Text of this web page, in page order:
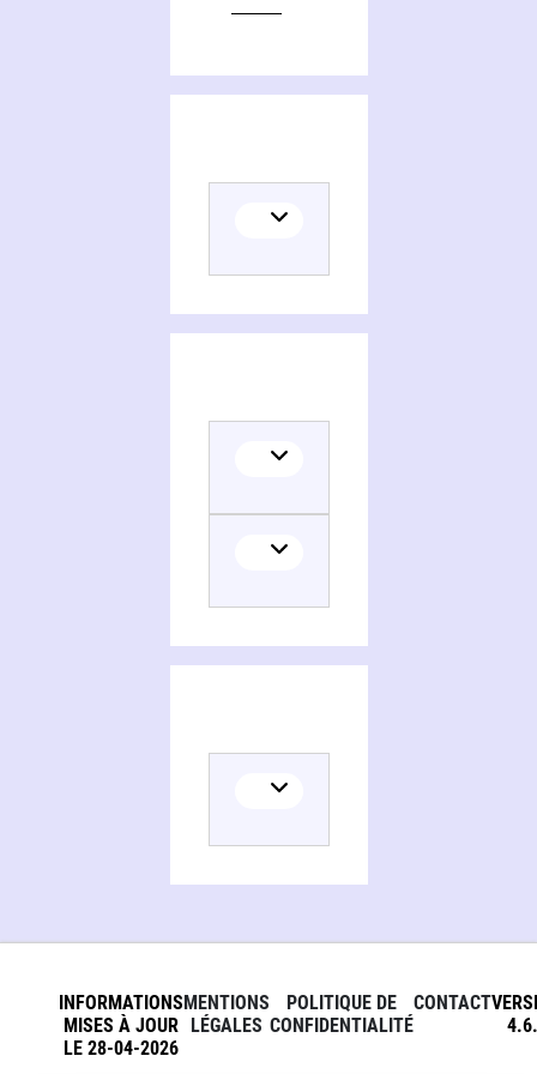
INFORMATIONS
MISES À JOUR
LE 28-04-2026
MENTIONS
LÉGALES
POLITIQUE DE
CONFIDENTIALITÉ
CONTACT